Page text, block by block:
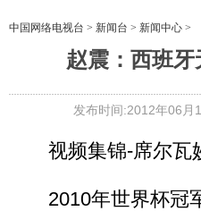
中国网络电视台 > 新闻台 > 新闻中心 >
赵震：西班
发布时间:2012年06月
视频集锦-席尔瓦
2010年世界杯冠军